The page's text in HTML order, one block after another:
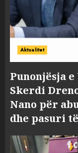
Aktualitet
Punonjësja
Skerdi
Nano për
dhe pasuri